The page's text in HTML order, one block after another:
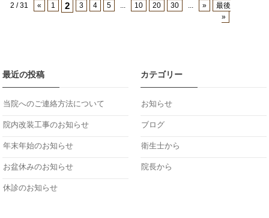
2 / 31 « 1 2 3 4 5 ... 10 20 30 ... »
最後
»
最近の投稿
当院へのご連絡方法について
院内改装工事のお知らせ
年末年始のお知らせ
お盆休みのお知らせ
休診のお知らせ
カテゴリー
お知らせ
ブログ
衛生士から
院長から